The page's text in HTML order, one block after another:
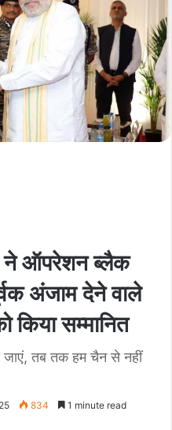
ने ऑपरेशन ब्लैक
अंजाम देने वाले
किया सम्मानित
जाएं, तब तक हम चैन से नहीं
834 1 minute read